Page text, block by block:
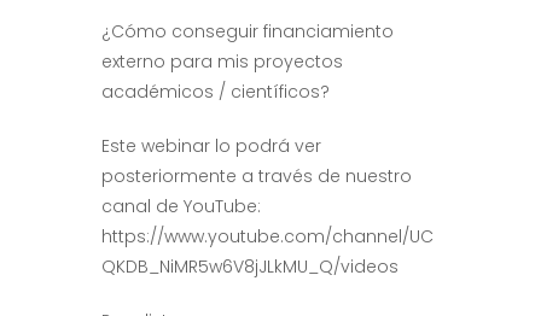
¿Cómo conseguir financiamiento
externo para mis proyectos
académicos / científicos?
Este webinar lo podrá ver
posteriormente a través de nuestro
canal de YouTube:
https://www.youtube.com/channel/UC
QKDB_NiMR5w6V8jJLkMU_Q/videos